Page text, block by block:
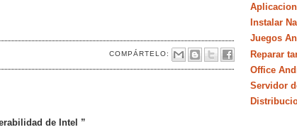
COMPÁRTELO:
de Intel ”
Instalar
Juegos
Reparar
Office
Servidor